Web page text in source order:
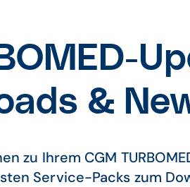
&
zu Ihrem CGM
Service-Packs zum